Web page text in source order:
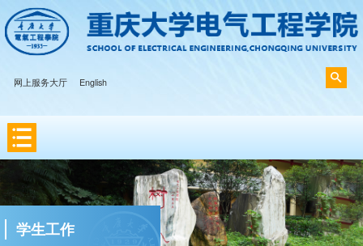
网上服务大厅 English
学生工作